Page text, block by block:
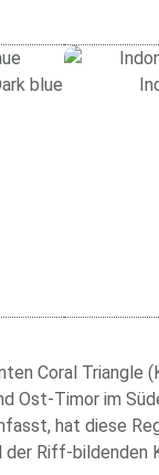
Coral
Ost-Timor im
hat diese
Riff-bildenden